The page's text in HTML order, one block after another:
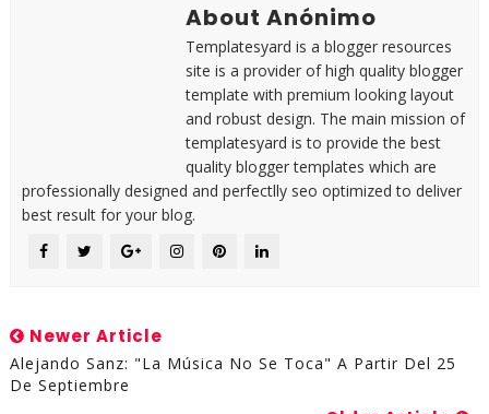
About Anónimo
Templatesyard is a blogger resources
site is a provider of high quality blogger
template with premium looking layout
and robust design. The main mission of
templatesyard is to provide the best
quality blogger templates which are
professionally designed and perfectlly seo optimized to deliver
best result for your blog.
Newer Article
Alejando Sanz: "La Música No Se Toca" A Partir Del 25
De Septiembre